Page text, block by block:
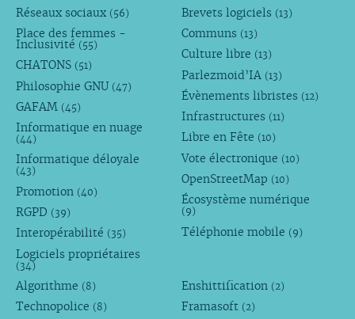
Réseaux sociaux (56)
Place des femmes -
Inclusivité (55)
CHATONS (51)
Philosophie GNU (47)
GAFAM (45)
Informatique en nuage
(44)
Informatique déloyale
(43)
Promotion (40)
RGPD (39)
Interopérabilité (35)
Logiciels propriétaires
(34)
Brevets logiciels (13)
Communs (13)
Culture libre (13)
Parlezmoid’IA (13)
Évènements libristes (12)
Infrastructures (11)
Libre en Fête (10)
Vote électronique (10)
OpenStreetMap (10)
Écosystème numérique
(9)
Téléphonie mobile (9)
Algorithme (8)
Technopolice (8)
Enshittification (2)
Framasoft (2)